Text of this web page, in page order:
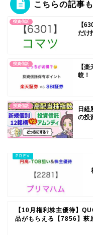
こちらの記事
投資信託
【
だけ
投資信託
【
較！
投資信託
日経
の投
【10月権利株主優待】
品がもらえる【7856】萩